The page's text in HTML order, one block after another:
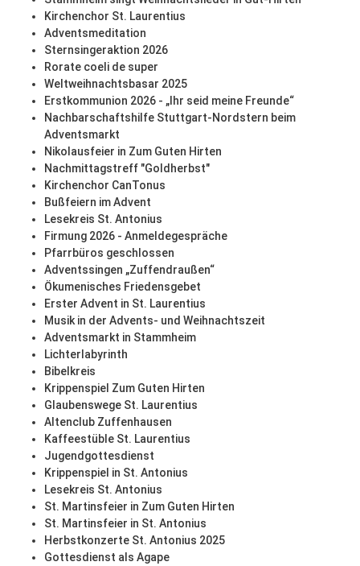
Kirchenchor St. Laurentius
Adventsmeditation
Sternsingeraktion 2026
Rorate coeli de super
Weltweihnachtsbasar 2025
Erstkommunion 2026 - „Ihr seid meine Freunde“
Nachbarschaftshilfe Stuttgart-Nordstern beim
Adventsmarkt
Nikolausfeier in Zum Guten Hirten
Nachmittagstreff "Goldherbst"
Kirchenchor CanTonus
Bußfeiern im Advent
Lesekreis St. Antonius
Firmung 2026 - Anmeldegespräche
Pfarrbüros geschlossen
Adventssingen „Zuffendraußen“
Ökumenisches Friedensgebet
Erster Advent in St. Laurentius
Musik in der Advents- und Weihnachtszeit
Adventsmarkt in Stammheim
Lichterlabyrinth
Bibelkreis
Krippenspiel Zum Guten Hirten
Glaubenswege St. Laurentius
Altenclub Zuffenhausen
Kaffeestüble St. Laurentius
Jugendgottesdienst
Krippenspiel in St. Antonius
Lesekreis St. Antonius
St. Martinsfeier in Zum Guten Hirten
St. Martinsfeier in St. Antonius
Herbstkonzerte St. Antonius 2025
Gottesdienst als Agape